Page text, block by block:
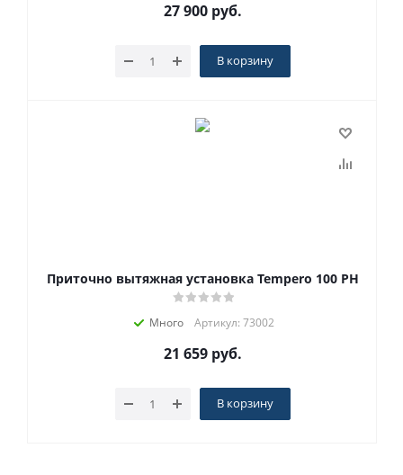
27 900руб.
В корзину
Приточно вытяжная установка Tempero 100 PH
Много Артикул: 73002
21 659руб.
В корзину